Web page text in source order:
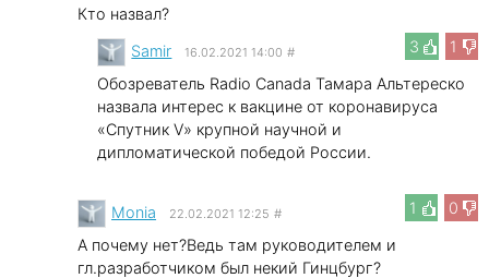
Кто назвал?
3
1
Samir 16.02.2021 14:00 #
Обозреватель Radio Canada Тамара Альтереско
назвала интерес к вакцине от коронавируса
«Спутник V» крупной научной и
дипломатической победой России.
1 0
Monia 22.02.2021 12:25 #
А почему нет?Ведь там руководителем и
гл.разработчиком был некий Гинцбург?